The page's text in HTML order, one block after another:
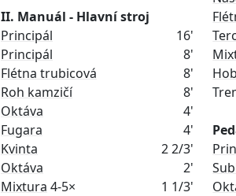
II. Manuál - Hlavní stroj
Principál
16'
Principál
8'
Flétna trubicová
8'
Roh kamzičí
8'
Oktáva
4'
Fugara
4'
Kvinta
2 2/3'
Oktáva
2'
Mixtura 4-5× 1 1/3'